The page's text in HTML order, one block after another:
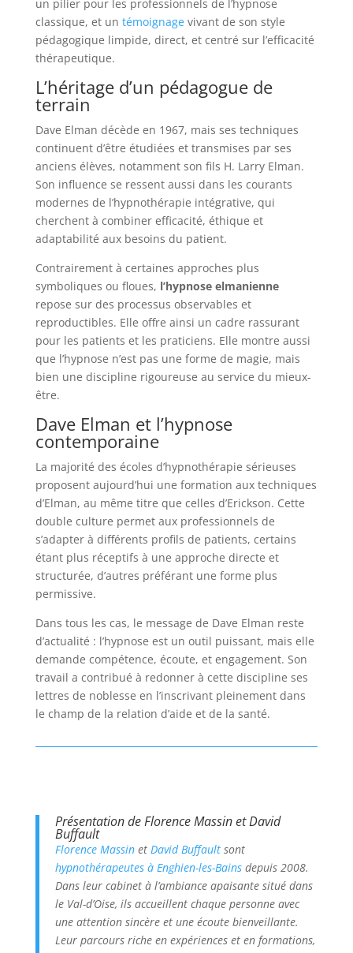
un pilier pour les professionnels de l’hypnose
classique, et un témoignagevivant de son style
pédagogique limpide, direct, et centré sur l’efficacité
thérapeutique.
L’héritage d’un pédagogue de
terrain
Dave Elman décède en 1967, mais ses techniques
continuent d’être étudiées et transmises par ses
anciens élèves, notamment son fils H. Larry Elman.
Son influence se ressent aussi dans les courants
modernes de l’hypnothérapie intégrative, qui
cherchent à combiner efficacité, éthique et
adaptabilité aux besoins du patient.
Contrairement à certaines approches plus
symboliques ou floues, l’hypnose elmanienne
repose sur des processus observables et
reproductibles. Elle offre ainsi un cadre rassurant
pour les patients et les praticiens. Elle montre aussi
que l’hypnose n’est pas une forme de magie, mais
bien une discipline rigoureuse au service du mieux-
être.
Dave Elman et l’hypnose
contemporaine
La majorité des écoles d’hypnothérapie sérieuses
proposent aujourd’hui une formation aux techniques
d’Elman, au même titre que celles d’Erickson. Cette
double culture permet aux professionnels de
s’adapter à différents profils de patients, certains
étant plus réceptifs à une approche directe et
structurée, d’autres préférant une forme plus
permissive.
Dans tous les cas, le message de Dave Elman reste
d’actualité : l’hypnose est un outil puissant, mais elle
demande compétence, écoute, et engagement. Son
travail a contribué à redonner à cette discipline ses
lettres de noblesse en l’inscrivant pleinement dans
le champ de la relation d’aide et de la santé.
Présentation de Florence Massin et David
Buffault
Florence Massinet David Buffaultsont
hypnothérapeutes à Enghien-les-Bainsdepuis 2008.
Dans leur cabinet à l’ambiance apaisante situé dans
le Val-d’Oise, ils accueillent chaque personne avec
une attention sincère et une écoute bienveillante.
Leur parcours riche en expériences et en formations,